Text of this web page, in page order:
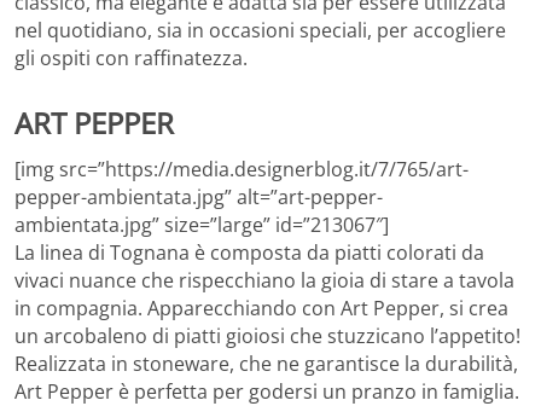
nel quotidiano, sia in occasioni speciali, per accogliere
gli ospiti con raffinatezza.
ART PEPPER
[img src=”https://media.designerblog.it/7/765/art-
pepper-ambientata.jpg” alt=”art-pepper-
ambientata.jpg” size=”large” id=”213067″]
La linea di Tognana è composta da piatti colorati da
vivaci nuance che rispecchiano la gioia di stare a tavola
in compagnia. Apparecchiando con Art Pepper, si crea
un arcobaleno di piatti gioiosi che stuzzicano l’appetito!
Realizzata in stoneware, che ne garantisce la durabilità,
Art Pepper è perfetta per godersi un pranzo in famiglia.